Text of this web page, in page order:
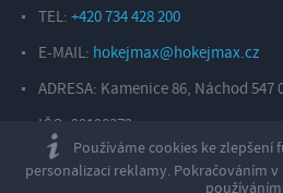
TEL: +420 734 428 200
E-MAIL: hokejmax@hokejmax.cz
ADRESA: Kamenice 86, Náchod 547
IČO: 29198372
Copyright © 2026, Sport
Používáme cookies ke zlepšení
personalizaci reklamy. Pokračováním